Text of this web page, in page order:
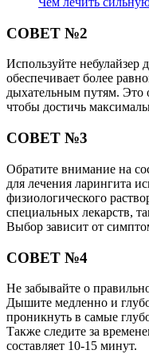
СОВЕТ №2
Используйте небулайзер
обеспечивает более
дыхательным путям. Это
чтобы достичь
СОВЕТ №3
Обратите внимание на
для лечения ларингита
физиологического
специальных лекарств,
Выбор зависит от
СОВЕТ №4
Не забывайте о
Дышите медленно и
проникнуть в самые
Также следите за
составляет 10-15 минут.